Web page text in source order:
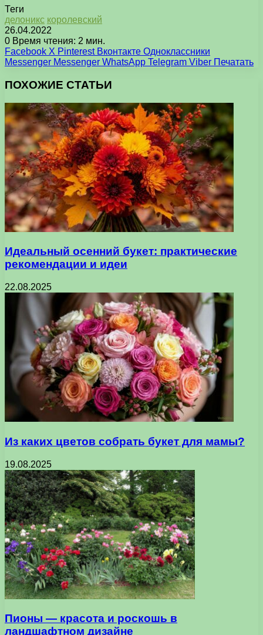
Теги
делоникс королевский
26.04.2022
0 Время чтения: 2 мин.
Facebook X Pinterest Вконтакте Одноклассники
Messenger Messenger WhatsApp Telegram Viber Печатать
ПОХОЖИЕ СТАТЬИ
Идеальный осенний букет: практические
рекомендации и идеи
22.08.2025
Из каких цветов собрать букет для мамы?
19.08.2025
Пионы — красота и роскошь в
ландшафтном дизайне